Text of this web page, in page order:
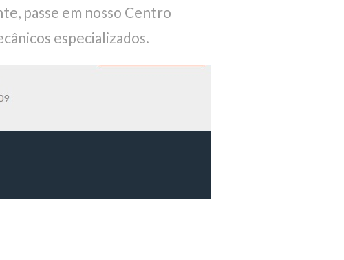
passe em nosso Centro
especializados.